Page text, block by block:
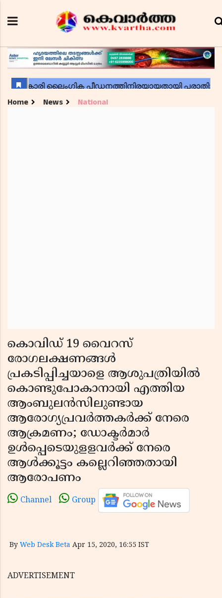
Home News National
കൊവിഡ് 19 വൈറസ്
രോഗലക്ഷണങ്ങള്‍
പ്രകടിപ്പിച്ചയാളെ ആശുപത്രിയില്‍
കൊണ്ടുപോകാനായി എത്തിയ
ആംബുലന്‍സിലുണ്ടായ
ആരോഗ്യപ്രവര്‍ത്തകര്‍ക്ക് നേരെ
ആക്രമണം; ഡോക്ടര്‍മാര്‍
ഉള്‍പ്പെടെയുളളവര്‍ക്ക് നേരെ
ആള്‍ക്കൂട്ടം കല്ലെറിഞ്ഞതായി
ആരോപണം
Channel Group
By Web Desk Beta Apr 15, 2020, 16:55 IST
ADVERTISEMENT